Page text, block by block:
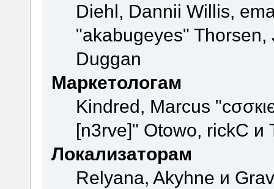
Diehl, Dannii Willis,
"akabugeyes"
Duggan
Маркетологам
Kindred, Marcus
[n3rve]" Otowo, rickC и
Локализаторам
Relyana, Akyhne и